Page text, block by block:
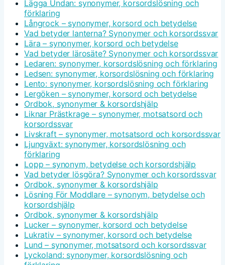
Lägga Undan: synonymer, korsordslösning och
förklaring
Långrock – synonymer, korsord och betydelse
Vad betyder lanterna? Synonymer och korsordssvar
Lära – synonymer, korsord och betydelse
Vad betyder lärosäte? Synonymer och korsordssvar
Ledaren: synonymer, korsordslösning och förklaring
Ledsen: synonymer, korsordslösning och förklaring
Lento: synonymer, korsordslösning och förklaring
Lergöken – synonymer, korsord och betydelse
Ordbok, synonymer & korsordshjälp
Liknar Prästkrage – synonymer, motsatsord och
korsordssvar
Livskraft – synonymer, motsatsord och korsordssvar
Ljungväxt: synonymer, korsordslösning och
förklaring
Lopp – synonym, betydelse och korsordshjälp
Vad betyder lösgöra? Synonymer och korsordssvar
Ordbok, synonymer & korsordshjälp
Lösning För Moddlare – synonym, betydelse och
korsordshjälp
Ordbok, synonymer & korsordshjälp
Lucker – synonymer, korsord och betydelse
Lukrativ – synonymer, korsord och betydelse
Lund – synonymer, motsatsord och korsordssvar
Lyckoland: synonymer, korsordslösning och